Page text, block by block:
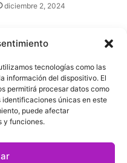
tecnologías como las
información del dispositivo. El
permitirá procesar datos como
únicas en este
puede afectar
y funciones.
diciembre 2, 2024
Cookies|Defensoría de la
|
YouTube